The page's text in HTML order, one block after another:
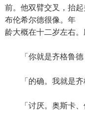
前。他双臂交叉，抬
布伦希尔德很像。年
龄大概在十二岁左右
「你就是齐格鲁德
「的确。我就是齐
「讨厌。奥斯卡、